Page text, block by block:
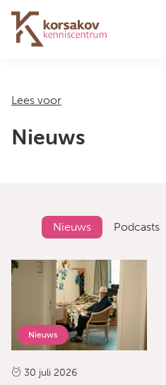
Navigation
Lees voor
Nieuws
Nieuws Podcasts
Nieuws
30 juli 2026